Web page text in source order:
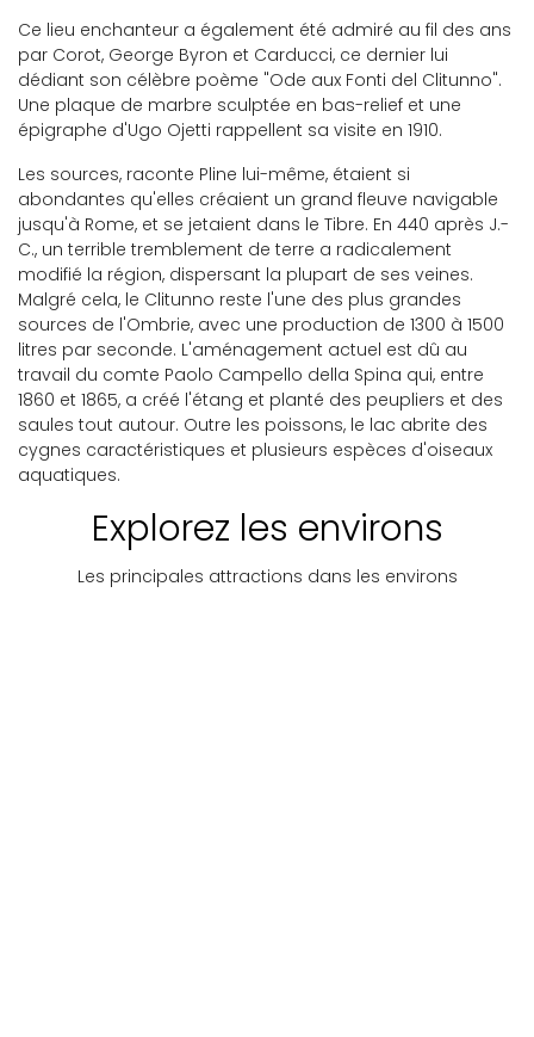
Ce lieu enchanteur a également été admiré au fil des ans
par Corot, George Byron et Carducci, ce dernier lui
dédiant son célèbre poème "Ode aux Fonti del Clitunno".
Une plaque de marbre sculptée en bas-relief et une
épigraphe d'Ugo Ojetti rappellent sa visite en 1910.
Les sources, raconte Pline lui-même, étaient si
abondantes qu'elles créaient un grand fleuve navigable
jusqu'à Rome, et se jetaient dans le Tibre. En 440 après J.-
C., un terrible tremblement de terre a radicalement
modifié la région, dispersant la plupart de ses veines.
Malgré cela, le Clitunno reste l'une des plus grandes
sources de l'Ombrie, avec une production de 1300 à 1500
litres par seconde. L'aménagement actuel est dû au
travail du comte Paolo Campello della Spina qui, entre
1860 et 1865, a créé l'étang et planté des peupliers et des
saules tout autour. Outre les poissons, le lac abrite des
cygnes caractéristiques et plusieurs espèces d'oiseaux
aquatiques.
Explorez les environs
Les principales attractions dans les environs